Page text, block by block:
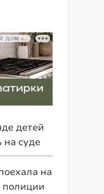
детей
на суде
на
полиции